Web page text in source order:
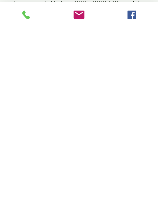
número telefónico 800 7028770, o bien,
por medio de la aplicación FGJEdomex,